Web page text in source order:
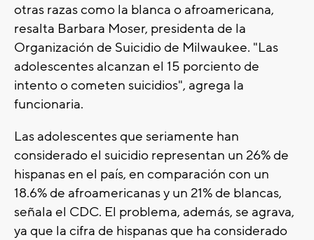
otras razas como la blanca o afroamericana,
resalta Barbara Moser, presidenta de la
Organización de Suicidio de Milwaukee. "Las
adolescentes alcanzan el 15 porciento de
intento o cometen suicidios", agrega la
funcionaria.
Las adolescentes que seriamente han
considerado el suicidio representan un 26% de
hispanas en el país, en comparación con un
18.6% de afroamericanas y un 21% de blancas,
señala el CDC. El problema, además, se agrava,
ya que la cifra de hispanas que ha considerado